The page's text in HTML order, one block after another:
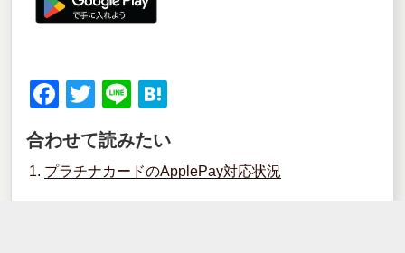
F
c
e
T
wi
tt
er
Li
e
e
n
合わせて読みたい
プラチナカードのApplePay対応状況